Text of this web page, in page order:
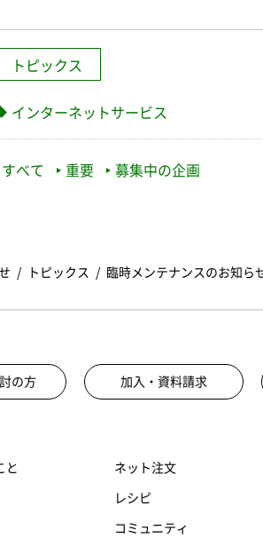
トピックス
インターネットサービス
すべて 重要 募集中の企画
トピックス 臨時メンテナンスのお知ら
の方 加入・資料請求
と ネット注文
レシピ
コミュニティ